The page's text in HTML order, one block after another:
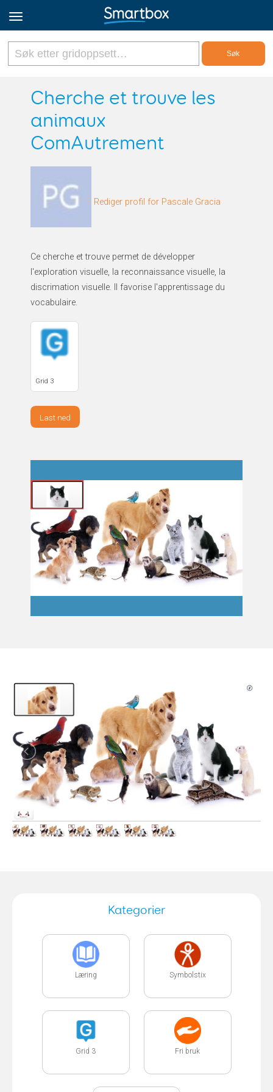
Online Grids
Norsk
Cherche et trouve les
animaux
ComAutrement
Rediger profil for Pascale Gracia
Ce cherche et trouve permet de développer
l'exploration visuelle, la reconnaissance visuelle, la
discrimation visuelle. Il favorise l'apprentissage du
vocabulaire.
Grid 3
Last ned
Kategorier
Læring Symbolstix
Grid 3 Fri bruk